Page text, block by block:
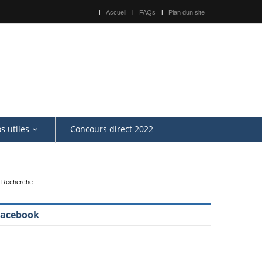
Accueil FAQs Plan dun site
utiles Concours direct 2022